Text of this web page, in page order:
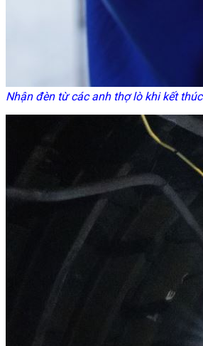
Nhận đèn từ các anh thợ lò khi kết